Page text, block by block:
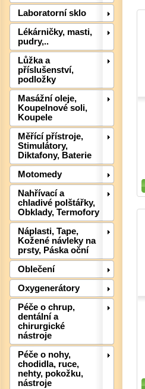
Laboratorní sklo
Lékárničky, masti,
pudry,..
Lůžka a
příslušenství,
podložky
Masážní oleje,
Koupelnové soli,
Koupele
Měřící přístroje,
Stimulátory,
Diktafony, Baterie
Motomedy
Nahřívací a
chladivé polštářky,
Obklady, Termofory
Náplasti, Tape,
Kožené návleky na
prsty, Páska oční
Oblečení
Oxygenerátory
Péče o chrup,
dentální a
chirurgické
nástroje
Péče o nohy,
chodidla, ruce,
nehty, pokožku,
nástroje
Detail
Detail